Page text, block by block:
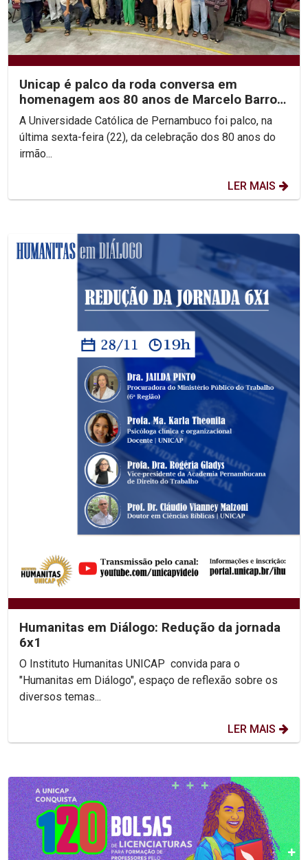
Unicap é palco da roda conversa em
homenagem aos 80 anos de Marcelo Barros
e às Teologias da...
A Universidade Católica de Pernambuco foi palco, na
última sexta-feira (22), da celebração dos 80 anos do
irmão...
LER MAIS
Humanitas em Diálogo: Redução da jornada
6x1
O Instituto Humanitas UNICAP convida para o
"Humanitas em Diálogo", espaço de reflexão sobre os
diversos temas...
LER MAIS